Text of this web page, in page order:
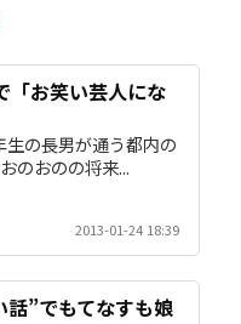
「お笑い芸人にな
の長男が通う都内の
のおのの将来...
2013-01-24 18:39
”でもてなすも娘